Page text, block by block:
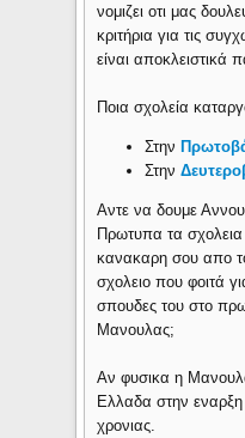
νομιζει οτι μας
κριτήρια για τις
είναι αποκλειστικά
Ποια σχολεία
Στην
Στην
Αντε να δουμε
Πρωτυπα τα
κανακαρη σου απο
σχολειο που φοιτά
σπουδες του στο
Μανουλας;
Αν φυσικα η
Ελλαδα στην εναρξη
χρονιας.